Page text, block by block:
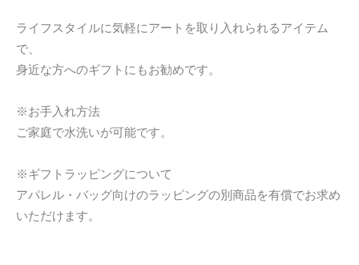
ライフスタイルに気軽にアートを取り入れられるアイテム
で、
身近な方へのギフトにもお勧めです。
※お手入れ方法
ご家庭で水洗いが可能です。
※ギフトラッピングについて
アパレル・バッグ向けのラッピングの別商品を有償でお求め
いただけます。